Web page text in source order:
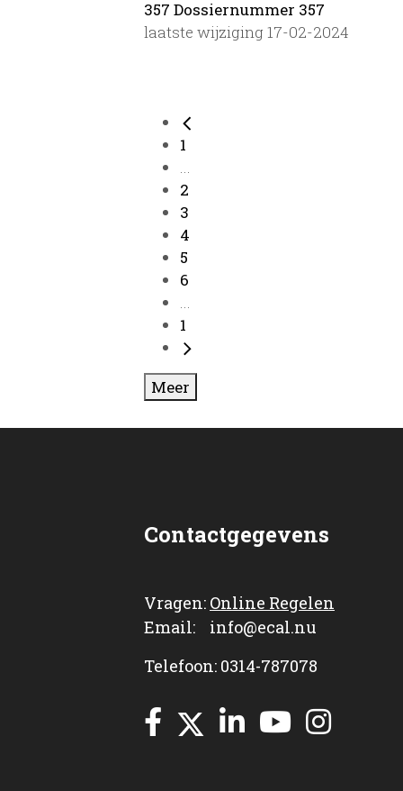
357 Dossiernummer 357
laatste wijziging 17-02-2024
1
...
2
3
4
5
6
...
1
Meer
Contactgegevens
Vragen: Online Regelen
Email: info@ecal.nu
Telefoon: 0314-787078